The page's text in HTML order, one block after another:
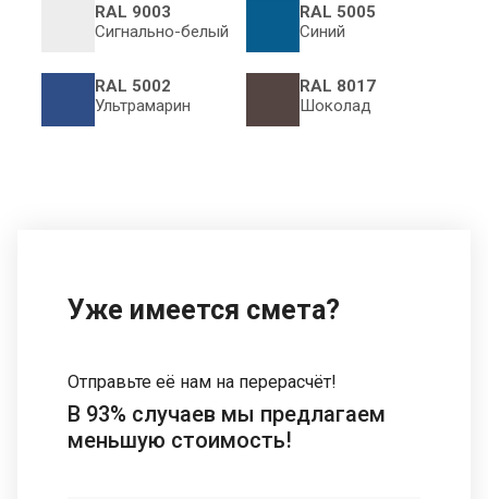
RAL 9003
Сигнально-белый
RAL 5005
Синий
RAL 5002
Ультрамарин
RAL 8017
Шоколад
Уже имеется смета?
Отправьте её нам на перерасчёт!
В 93% случаев мы предлагаем
меньшую стоимость!